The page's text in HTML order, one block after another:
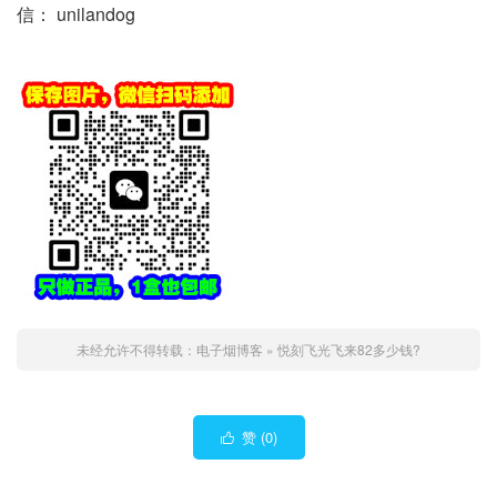
信： unilandog
未经允许不得转载： 电子烟博客 » 悦刻飞光飞来82多少钱?
 赞 (0)